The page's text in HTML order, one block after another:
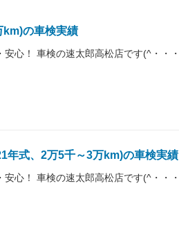
km)の車検実績
安心！ 車検の速太郎高松店です(^・・・
年式、2万5千～3万km)の車検実績
安心！ 車検の速太郎高松店です(^・・・